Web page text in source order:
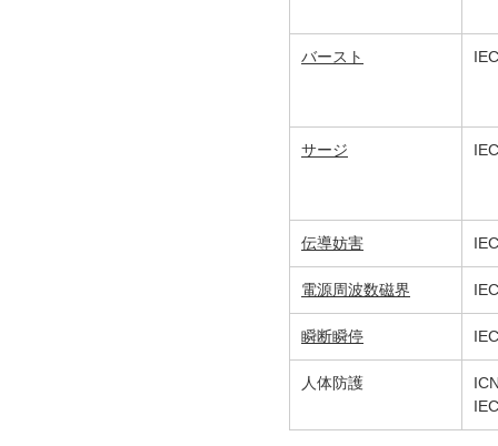
バースト
サージ
伝導妨害
電源周波数磁界
瞬断瞬停
人体防護